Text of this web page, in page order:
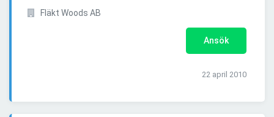
Fläkt Woods AB
Ansök
22 april 2010